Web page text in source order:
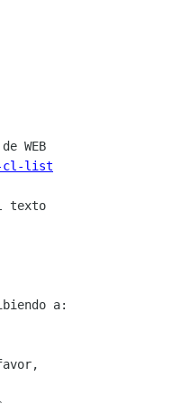
WEB
cl-list
texto
a: